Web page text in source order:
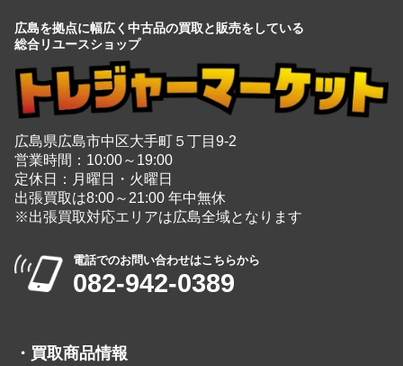
広島を拠点に幅広く中古品の買取と販売をしている
総合リユースショップ
広島県広島市中区大手町５丁目9-2
営業時間：10:00～19:00
定休日：月曜日・火曜日
出張買取は8:00～21:00 年中無休
※出張買取対応エリアは広島全域となります
電話でのお問い合わせはこちらから
082-942-0389
・ 買取商品情報